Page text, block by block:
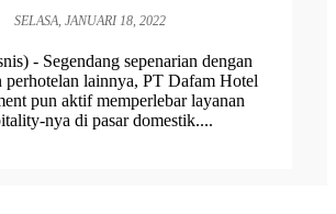
SELASA, JANUARI 18, 2022
- Segendang sepenarian dengan
perhotelan lainnya, PT Dafam Hotel
pun aktif memperlebar layanan
nya di pasar domestik....